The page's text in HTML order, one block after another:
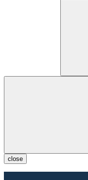
close